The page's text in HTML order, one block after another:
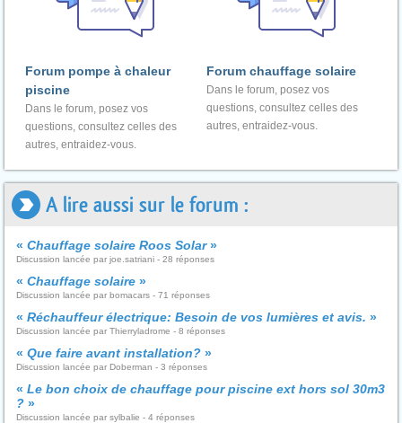
Forum pompe à chaleur
piscine
Dans le forum, posez vos
questions, consultez celles des
autres, entraidez-vous.
Forum chauffage solaire
Dans le forum, posez vos
questions, consultez celles des
autres, entraidez-vous.
A lire aussi sur le forum :
« Chauffage solaire Roos Solar»
Discussion lancée par joe.satriani - 28 réponses
« Chauffage solaire »
Discussion lancée par bomacars - 71 réponses
« Réchauffeur électrique: Besoin de vos lumières et avis. »
Discussion lancée par Thierryladrome - 8 réponses
« Que faire avant installation? »
Discussion lancée par Doberman - 3 réponses
« Le bon choix de chauffage pour piscine ext hors sol 30m3
? »
Discussion lancée par sylbalie - 4 réponses